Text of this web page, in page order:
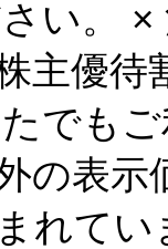
い。
主優待
でも
の表示
れてい